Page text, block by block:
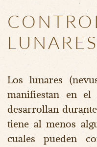
LUNARES
Los lunares
manifiestan en
desarrollan
tiene al menos
cuales pueden